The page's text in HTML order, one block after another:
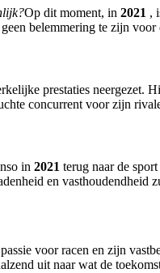
Op dit moment, in 2021 ,
belemmering te zijn
prestaties neergezet.
concurrent voor zijn
in 2021 terug naar de
en
voor racen en zijn
uit naar wat de